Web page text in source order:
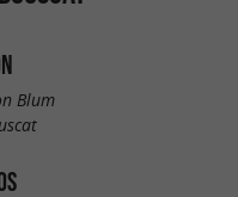
Blum